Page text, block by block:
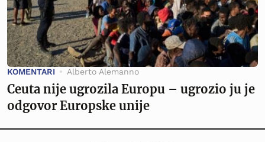
KOMENTARI Alberto Alemanno
Ceuta nije ugrozila Europu – ugrozio ju je
odgovor Europske unije